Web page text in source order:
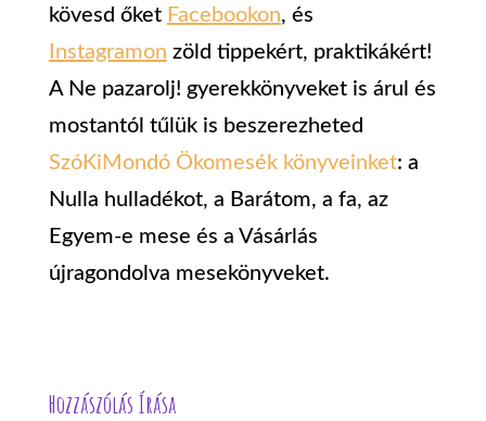
kövesd őket Facebookon, és
Instagramon zöld tippekért, praktikákért!
A Ne pazarolj! gyerekkönyveket is árul és
mostantól tűlük is beszerezheted
SzóKiMondó Ökomesék könyveinket: a
Nulla hulladékot, a Barátom, a fa, az
Egyem-e mese és a Vásárlás
újragondolva mesekönyveket.
Hozzászólás Írása